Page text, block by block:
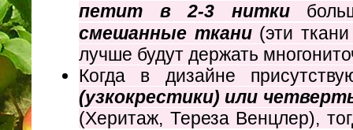
петит в 2-3 нитки
смешанные ткани (эти
лучше будут держать
Когда в дизайне
(узкокрестики) или
(Херитаж, Тереза Венцлер),